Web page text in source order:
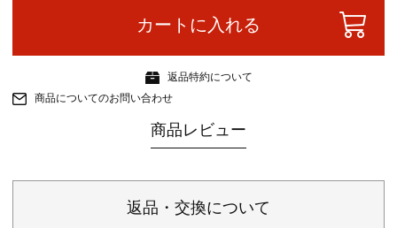
カートに入れる
返品特約について
商品についてのお問い合わせ
商品レビュー
返品・交換について